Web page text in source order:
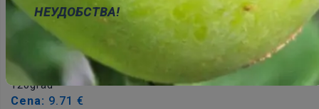
OF-LBS3528Y LED strip 485mm/30LED, dzeltens, 12V,
120grad
Cena: 9.71 €
НЕУДОБСТВА!